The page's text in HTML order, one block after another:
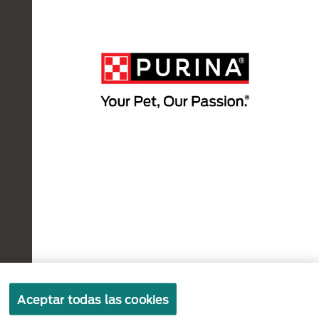
Terminos y condiciones Politicas de privacidad
Aceptar todas las cookies